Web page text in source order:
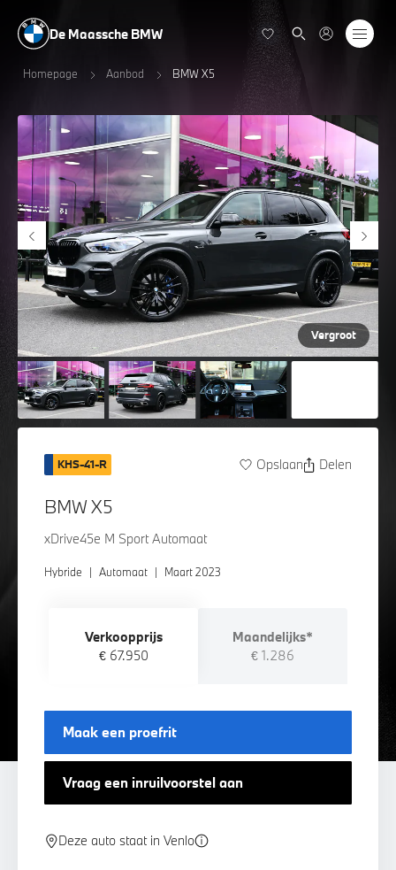
De Maassche BMW
Homepage Aanbod BMW X5
Vergroot
KHS-41-R Opslaan Delen
BMW X5
xDrive45e M Sport Automaat
Hybride | Automaat | Maart 2023
Verkoopprijs
€ 67.950
Maandelijks*
€ 1.286
Maak een proefrit
Vraag een inruilvoorstel aan
Deze auto staat in Venlo